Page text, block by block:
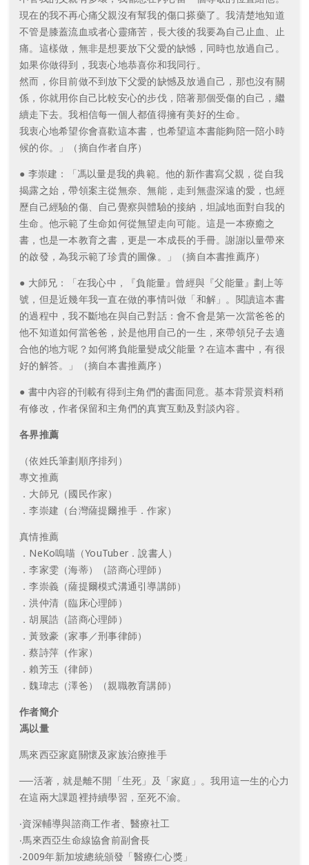
現在的我不再心痛父親沒有幫我的傷口搽藥了。我清楚地知道
不管是膝蓋流血或者心靈痛苦，長大後的我要為自己止血、止
痛。這樣做，無非是想要放下父愛的缺憾，同時也放過自己。
如果你做得到，我衷心地恭喜你和我同行。
然而，你目前做不到放下父愛的缺憾及放過自己，那也沒有關
係，你就用你自己比較安心的步伐，陪著那個受傷的自己，繼
續走下去。我相信每一個人都值得擁有美好的生命。
我衷心地希望你會喜歡這本書，也希望這本書能夠陪一陪小時
候的你。」（摘自作者自序）
● 李崇建：「馮以量是我的典範。他的新作書寫父親，從自我
揭露之始，帶領案主從無奈、無能，走到無盡深遠的愛，也經
歷自己經驗的傷、自己覺察與體驗的接納，坦誠地面對自我的
生命。他示範了生命如何從無望走向可能。這是一本療癒之
書，也是一本教育之書，更是一本成長的手冊。謝謝以量帶來
的啟發，為我示範了珍貴的圖像。」（摘自本書推薦序）
● 大師兄：「在我心中，『負能量』曾經與『父能量』劃上等
號，但是近幾年我一直在做的事情叫做「和解」。閱讀這本書
的過程中，我不斷地在與自己對話：會不會是第一次當爸爸的
他不知道如何當爸爸，於是他用自己的一生，來帶領兒子去適
合他的地方呢？如何將負能量變成父能量？在這本書中，有很
好的解答。」（摘自本書推薦序）
● 書中內容的刊載有得到主角們的書面同意。基本背景資料稍
有修改，作者保留和主角們的真實互動及對談內容。
各界推薦
（依姓氏筆劃順序排列）
專文推薦
．大師兄（國民作家）
．李崇建（台灣薩提爾推手．作家）
真情推薦
．NeKo嗚喵（YouTuber．說書人）
．李家雯（海蒂）（諮商心理師）
．李崇義（薩提爾模式溝通引導講師）
．洪仲清（臨床心理師）
．胡展誥（諮商心理師）
．黃致豪（家事／刑事律師）
．蔡詩萍（作家）
．賴芳玉（律師）
．魏瑋志（澤爸）（親職教育講師）
作者簡介
馮以量
馬來西亞家庭關懷及家族治療推手
──活著，就是離不開「生死」及「家庭」。我用這一生的心力
在這兩大課題裡持續學習，至死不渝。
‧資深輔導與諮商工作者、醫療社工
‧馬來西亞生命線協會前副會長
‧2009年新加坡總統頒發「醫療仁心獎」